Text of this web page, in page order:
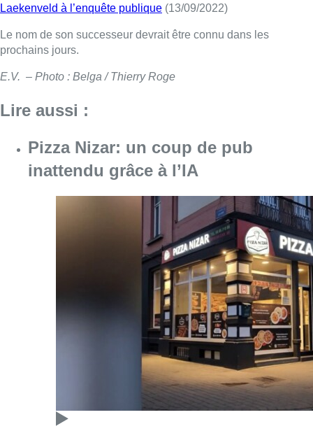
Laekenveld à l’enquête publique (13/09/2022)
Le nom de son successeur devrait être connu dans les
prochains jours.
E.V. – Photo : Belga / Thierry Roge
Lire aussi :
Pizza Nizar: un coup de pub
inattendu grâce à l’IA